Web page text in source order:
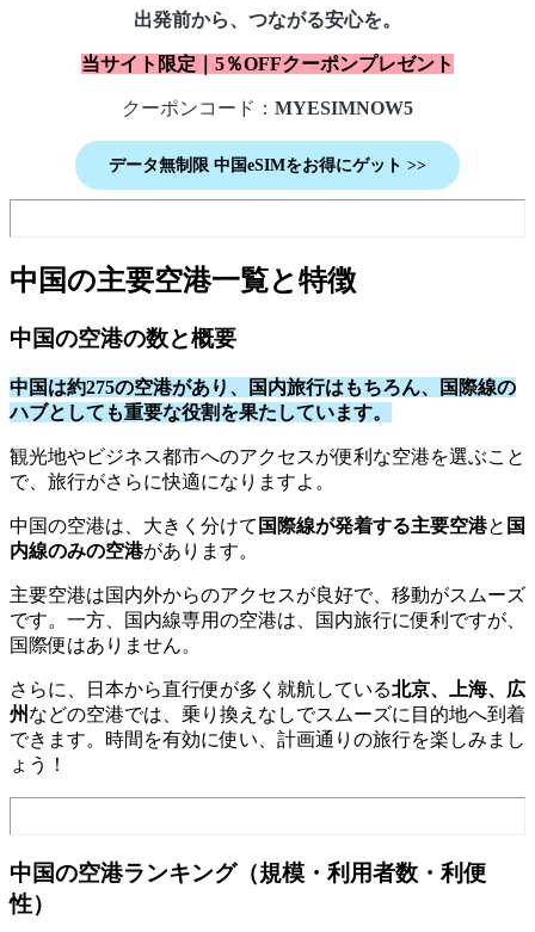
出発前から、つながる安心を。
当サイト限定｜5％OFFクーポンプレゼント
クーポンコード： MYESIMNOW5
データ無制限 中国eSIMをお得にゲット >>
中国の主要空港一覧と特徴
中国の空港の数と概要
中国は約275の空港があり、国内旅行はもちろん、国際線の
ハブとしても重要な役割を果たしています。
観光地やビジネス都市へのアクセスが便利な空港を選ぶこと
で、旅行がさらに快適になりますよ。
中国の空港は、大きく分けて 国際線が発着する主要空港と 国
内線のみの空港があります。
主要空港は国内外からのアクセスが良好で、移動がスムーズ
です。一方、国内線専用の空港は、国内旅行に便利ですが、
国際便はありません。
さらに、日本から直行便が多く就航している北京、上海、広
州 などの空港では、乗り換えなしでスムーズに目的地へ到着
できます。時間を有効に使い、計画通りの旅行を楽しみまし
ょう！
中国の空港ランキング（規模・利用者数・利便
性）